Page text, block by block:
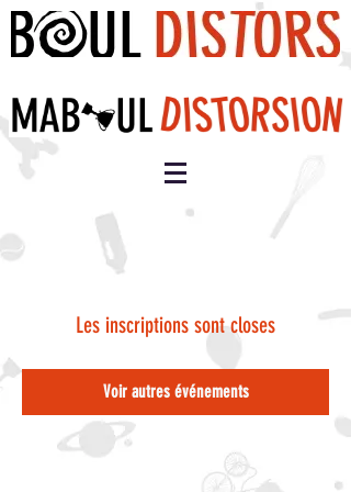
Les inscriptions sont closes
Voir autres événements